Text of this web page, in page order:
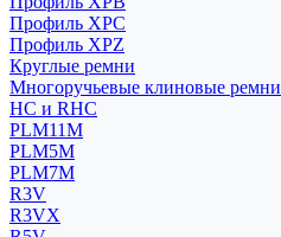
Профиль XPC
Профиль XPZ
Круглые ремни
Многоручьевые клиновые ремни
HC и RHC
PLM11M
PLM5M
PLM7M
R3V
R3VX